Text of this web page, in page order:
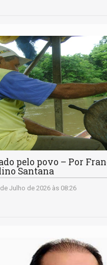
pelo povo – Por
Santana
Julho de 2026 às 08:26